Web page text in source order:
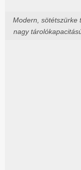
Modern, sötétszürke
nagy